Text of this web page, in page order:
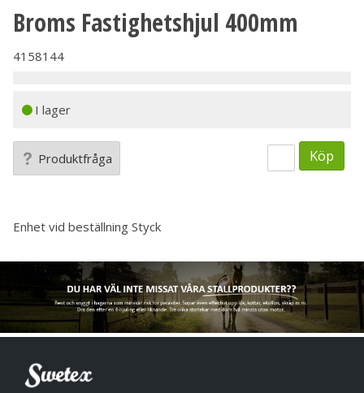
Broms Fastighetshjul 400mm
4158144
I lager
Produktfråga Köp
Enhet vid beställning Styck